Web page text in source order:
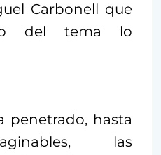
Carbonell que
del tema lo
penetrado, hasta
las